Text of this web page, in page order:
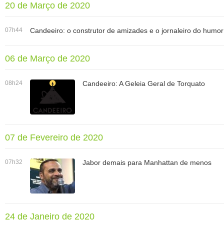
20 de Março de 2020
07h44 Candeeiro: o construtor de amizades e o jornaleiro do humor
06 de Março de 2020
08h24 Candeeiro: A Geleia Geral de Torquato
07 de Fevereiro de 2020
07h32 Jabor demais para Manhattan de menos
24 de Janeiro de 2020